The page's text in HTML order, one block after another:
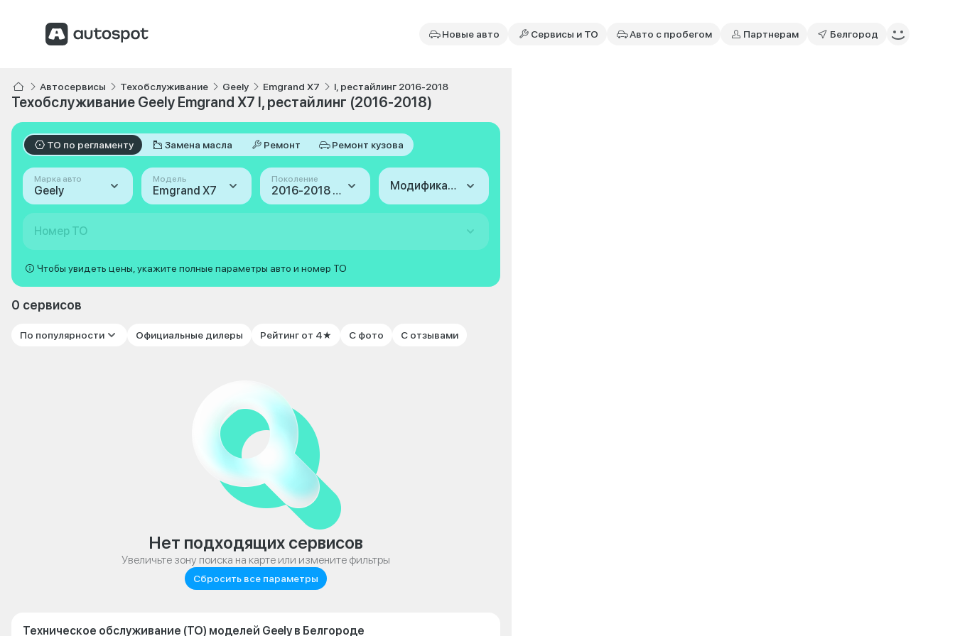
Новые авто Сервисы и ТО Авто с пробегом Партнерам Белгород
Автосервисы Техобслуживание Geely Emgrand X7 I, рестайлинг 2016-2018
Техобслуживание Geely Emgrand X7 I, рестайлинг (2016-2018)
ТО по регламенту Замена масла Ремонт Ремонт кузова
Марка авто
Geely
Модель
Emgrand X7
Поколение
2016-2018 (I, рестайлинг) Модификация
Номер ТО
Чтобы увидеть цены, укажите полные параметры авто и номер ТО
0 сервисов
По популярности Официальные дилеры Рейтинг от 4★ С фото С отзывами
Нет подходящих сервисов
Увеличьте зону поиска на карте или измените фильтры
Сбросить все параметры
Техническое обслуживание (ТО) моделей Geely в Белгороде